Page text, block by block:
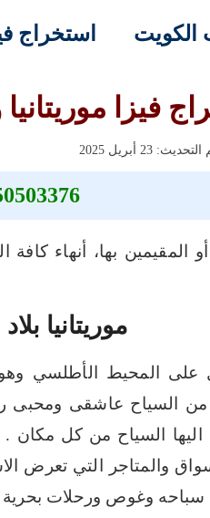
الكويت استخراج
فيزا
23 أبريل 2025
المقيمين بها، أنهاء كافة
موريتانيا
المحيط الأطلسي وهو
من السياح عاشقى ومحبى
اليها السياح من كل مكان .
والمتاجر التي تعرض
سباحه وغوص ورحلات